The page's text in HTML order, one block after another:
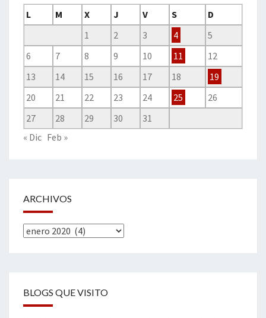
L
M X J V S
D
1
2 3 4
5
6
7 8 9 10 11
12
13
14 15 16 17 18
19
20
21 22 23 24 25
26
27
28 29 30
31
« Dic Feb »
ARCHIVOS
Archivos
BLOGS QUE VISITO